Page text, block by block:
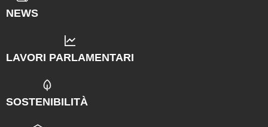
NEWS
LAVORI PARLAMENTARI
SOSTENIBILITÀ